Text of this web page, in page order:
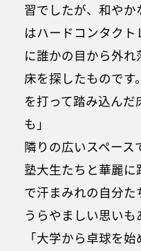
習でしたが、和や
はハードコンタク
に誰かの目から外
床を探したものです
を打って踏み込んだ
も」
隣りの広いスペース
塾大生たちと華麗に
で汗まみれの自分た
うらやましい思いも
「大学から卓球を